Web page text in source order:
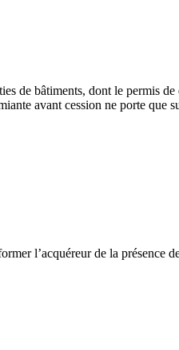
de bâtiments, dont le permis
avant cession ne porte que
l’acquéreur de la